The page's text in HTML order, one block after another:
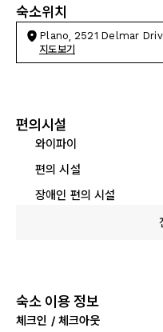
숙소위치
Plano, 2521 Delmar
United States
지도보기
편의시설
와이파이
편의 시설
장애인 편의 시설
숙소 이용 정보
체크인 / 체크아웃